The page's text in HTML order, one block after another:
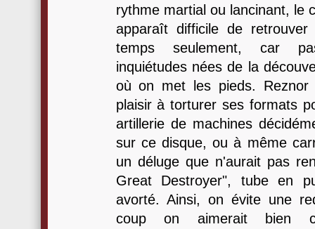
rythme martial ou lancinant, le
apparaît difficile de
temps seulement, car
inquiétudes nées de la
où on met les pieds.
plaisir à torturer ses formats
artillerie de machines
sur ce disque, ou à même
un déluge que n'aurait pas
Great Destroyer", tube en
avorté. Ainsi, on évite une
coup on aimerait bien